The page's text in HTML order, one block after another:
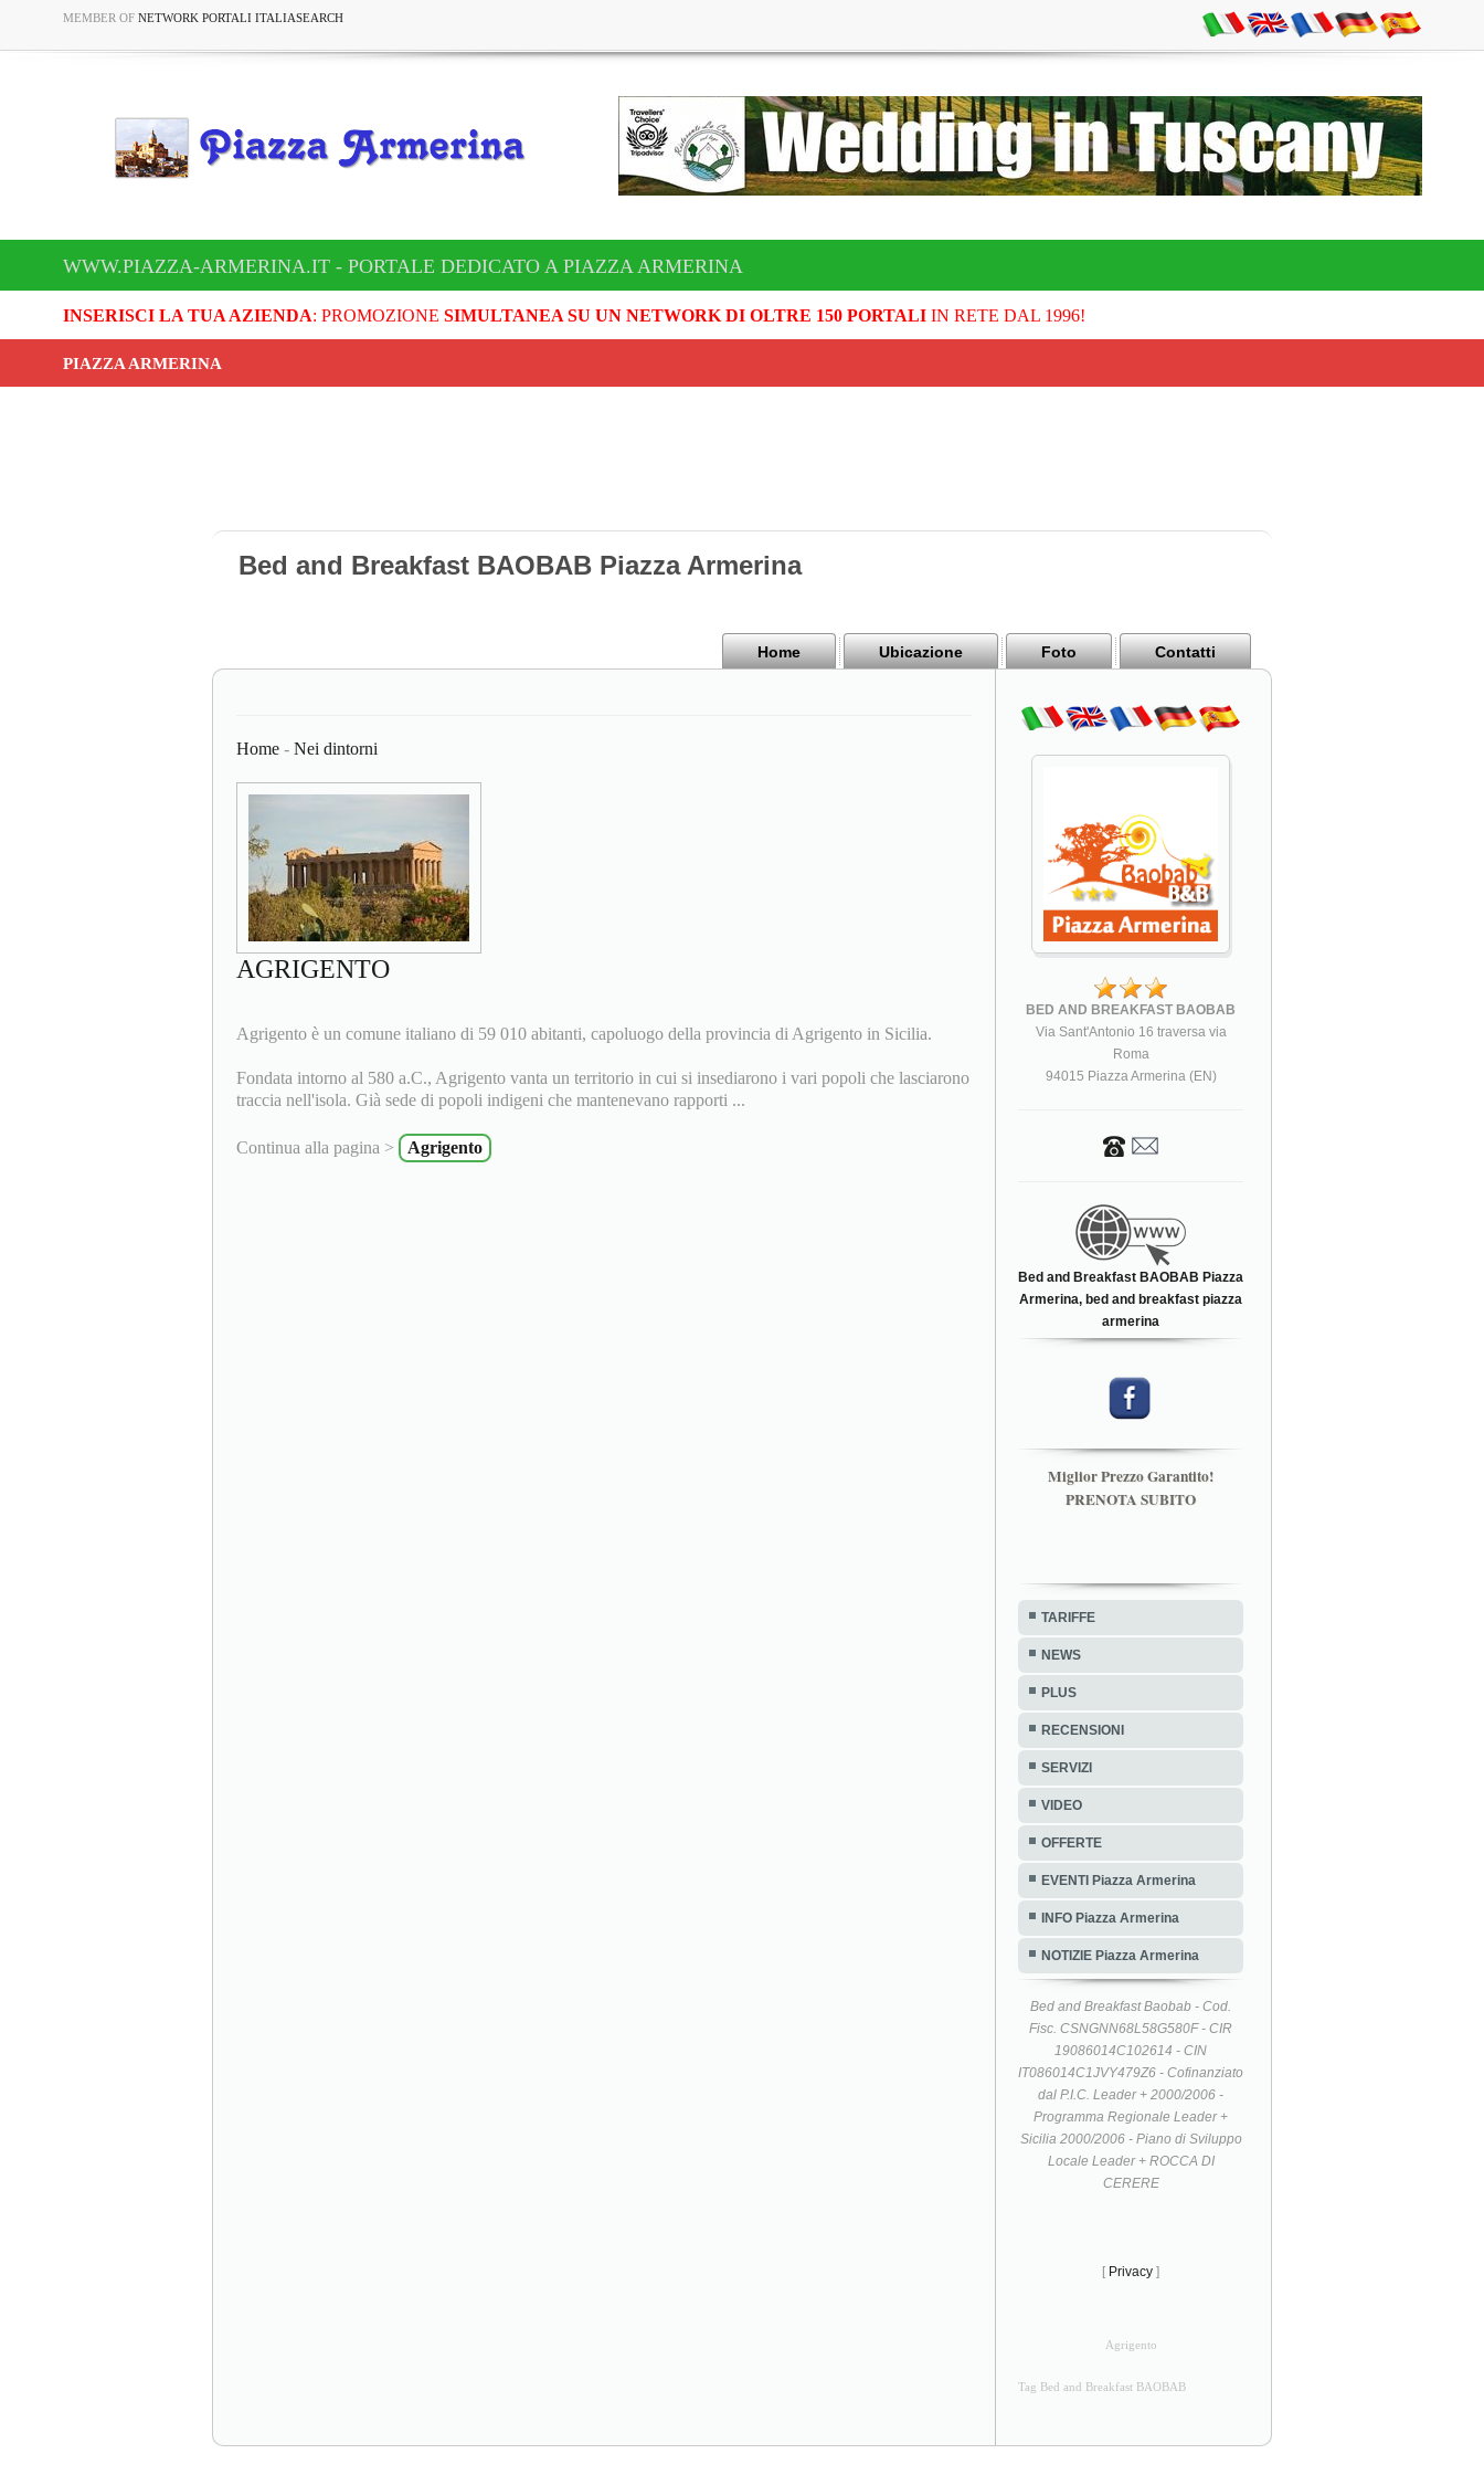
MEMBER OF NETWORK PORTALI ITALIASEARCH
WWW.PIAZZA-ARMERINA.IT - PORTALE DEDICATO A PIAZZA ARMERINA
INSERISCI LA TUA AZIENDA: PROMOZIONE SIMULTANEA SU UN NETWORK DI OLTRE 150 PORTALIIN RETE DAL 1996!
PIAZZA ARMERINA
Bed and Breakfast BAOBAB Piazza Armerina
Home Ubicazione Foto Contatti
Home - Nei dintorni
AGRIGENTO
Agrigento è un comune italiano di 59 010 abitanti, capoluogo della provincia di Agrigento in Sicilia.
Fondata intorno al 580 a.C., Agrigento vanta un territorio in cui si insediarono i vari popoli che lasciarono
traccia nell'isola. Già sede di popoli indigeni che mantenevano rapporti ...
Continua alla pagina > Agrigento
BED AND BREAKFAST BAOBAB
Via Sant'Antonio 16 traversa via
Roma
94015 Piazza Armerina (EN)
Bed and Breakfast BAOBAB Piazza
Armerina, bed and breakfast piazza
armerina
Miglior Prezzo Garantito!
PRENOTA SUBITO
TARIFFE
NEWS
PLUS
RECENSIONI
SERVIZI
VIDEO
OFFERTE
EVENTI Piazza Armerina
INFO Piazza Armerina
NOTIZIE Piazza Armerina
Bed and Breakfast Baobab - Cod.
Fisc. CSNGNN68L58G580F - CIR
19086014C102614 - CIN
IT086014C1JVY479Z6 - Cofinanziato
dal P.I.C. Leader + 2000/2006 -
Programma Regionale Leader +
Sicilia 2000/2006 - Piano di Sviluppo
Locale Leader + ROCCA DI
CERERE
[ Privacy ]
Agrigento
Tag Bed and Breakfast BAOBAB